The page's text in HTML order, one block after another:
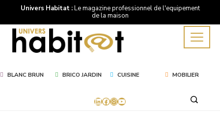
Univers Habitat :Le magazine professionnel de l'equipement
de la maison
BLANC BRUN BRICO JARDIN CUISINE MOBILIER
LinkedIn
Facebook
Instagram
YouTube